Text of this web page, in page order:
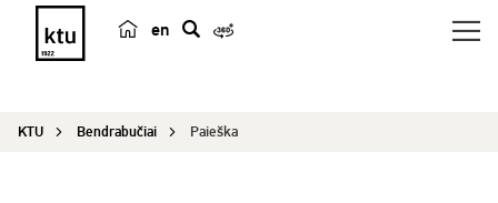
en
e
KTU Bendrabučiai Paieška